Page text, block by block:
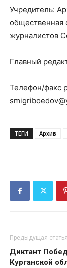
Учредитель:
общественная
журналистов
Главный
Телефон/факс
ТЕГИ Архив
Предыдущая статья
Диктант
Курганской